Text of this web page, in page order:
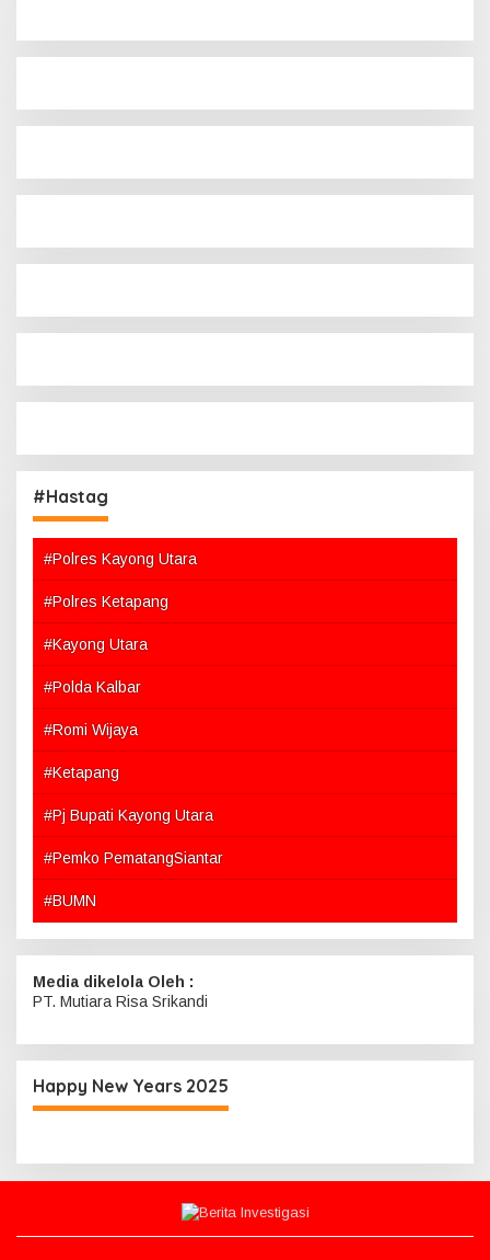
#Hastag
#Polres Kayong Utara
#Polres Ketapang
#Kayong Utara
#Polda Kalbar
#Romi Wijaya
#Ketapang
#Pj Bupati Kayong Utara
#Pemko PematangSiantar
#BUMN
Media dikelola Oleh :
PT. Mutiara Risa Srikandi
Happy New Years 2025